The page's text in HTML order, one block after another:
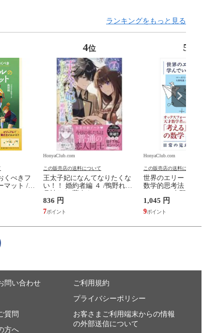
ランキングをもっと見る
くべきフ
マット /高
4位
HonyaClub.com
この販売店の送料について
王太子妃になんてなりたくな
い！！ 婚約者編 ４ /鴨野れな
836 円
7
5
HonyaClub.com
この販売店の送料について
世界のエリートが学ん
数学的思考法 /マーカス
1,045 円
9
問い合わせ
質問
方へ
ご利用規約
プライバシーポリシー
お客さまご利用端末からの情報
の外部送信について